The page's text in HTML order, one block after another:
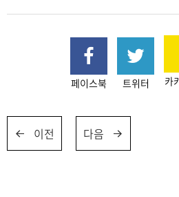
페이스북 트위터 카
이전 다음